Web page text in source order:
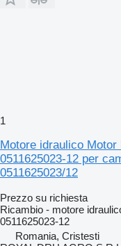
1
Motore idraulico
0511625023-12 per
0511625023/12
Prezzo su richiesta
Ricambio - motore
0511625023-12
Romania, Cristesti